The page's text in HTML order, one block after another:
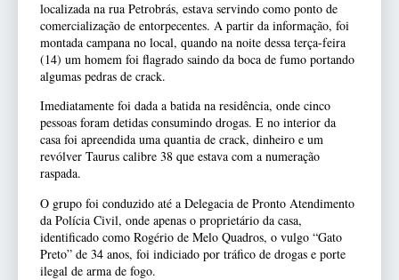
localizada na rua Petrobrás, estava servindo como ponto de
comercialização de entorpecentes. A partir da informação, foi
montada campana no local, quando na noite dessa terça-feira
(14) um homem foi flagrado saindo da boca de fumo portando
algumas pedras de crack.
Imediatamente foi dada a batida na residência, onde cinco
pessoas foram detidas consumindo drogas. E no interior da
casa foi apreendida uma quantia de crack, dinheiro e um
revólver Taurus calibre 38 que estava com a numeração
raspada.
O grupo foi conduzido até a Delegacia de Pronto Atendimento
da Polícia Civil, onde apenas o proprietário da casa,
identificado como Rogério de Melo Quadros, o vulgo “Gato
Preto” de 34 anos, foi indiciado por tráfico de drogas e porte
ilegal de arma de fogo.